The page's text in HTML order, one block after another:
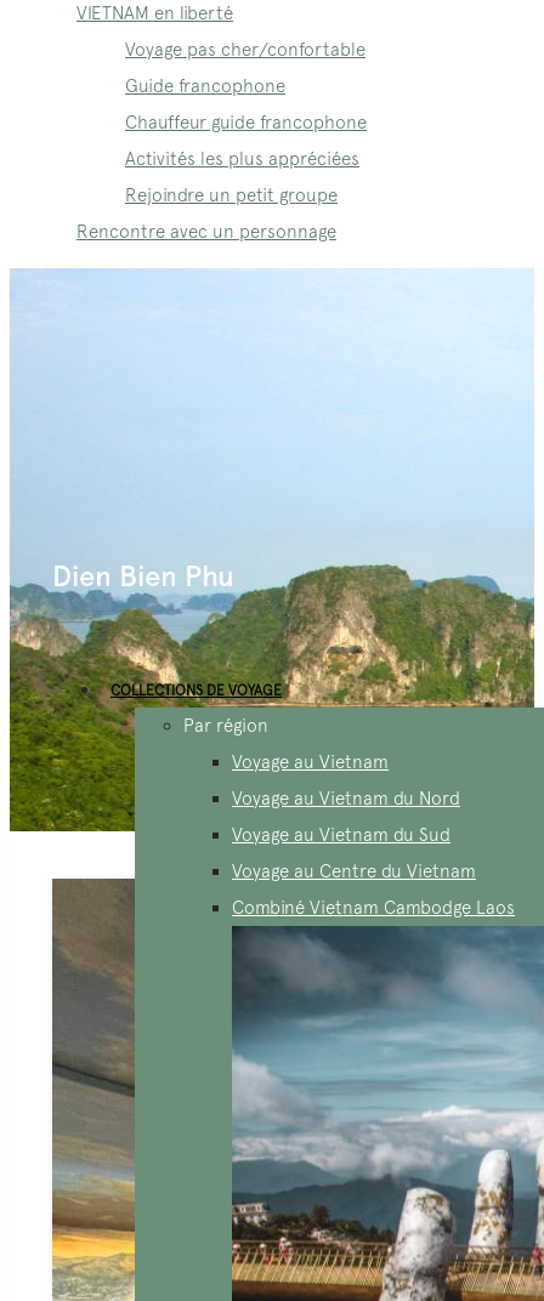
VIETNAM en liberté
Voyage pas cher/confortable
Guide francophone
Chauffeur guide francophone
Activités les plus appréciées
Rejoindre un petit groupe
Rencontre avec un personnage
COLLECTIONS DE VOYAGE
Par région
Voyage au Vietnam
Voyage au Vietnam du Nord
Voyage au Vietnam du Sud
Voyage au Centre du Vietnam
Combiné Vietnam Cambodge Laos
Dien Bien Phu